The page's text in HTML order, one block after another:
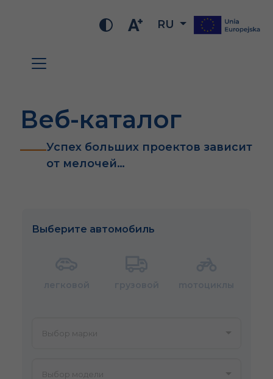
RU
Веб-каталог
Успех больших проектов зависит
от мелочей…
Выберите автомобиль